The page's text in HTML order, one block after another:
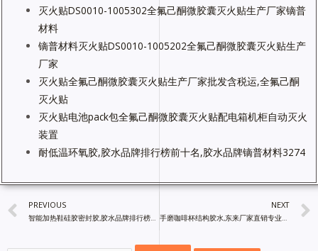
灭火贴DS0010-1005302全氟己酮微胶囊灭火贴生产厂家镝普
材料
镝普材料灭火贴DS0010-1005202全氟己酮微胶囊灭火贴生产
厂家
灭火贴全氟己酮微胶囊灭火贴生产厂家批发含税运,全氟己酮
灭火贴
灭火贴电池pack包全氟己酮微胶囊灭火贴配电箱机柜自动灭火
装置
耐低温环氧胶,胶水品牌排行榜前十名,胶水品牌镝普材料3274
PREVIOUS
智能加热鞋硅胶密封胶,胶水品牌排行榜前十名,胶粘剂厂家直销
NEXT
手磨咖啡杯结构胶水,东来厂家直销专业解决粘接难题,中国胶水批发网